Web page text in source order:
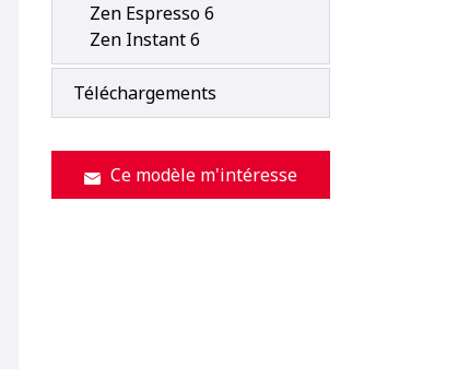
Zen Espresso 6
Zen Instant 6
Téléchargements
Ce modèle m'intéresse